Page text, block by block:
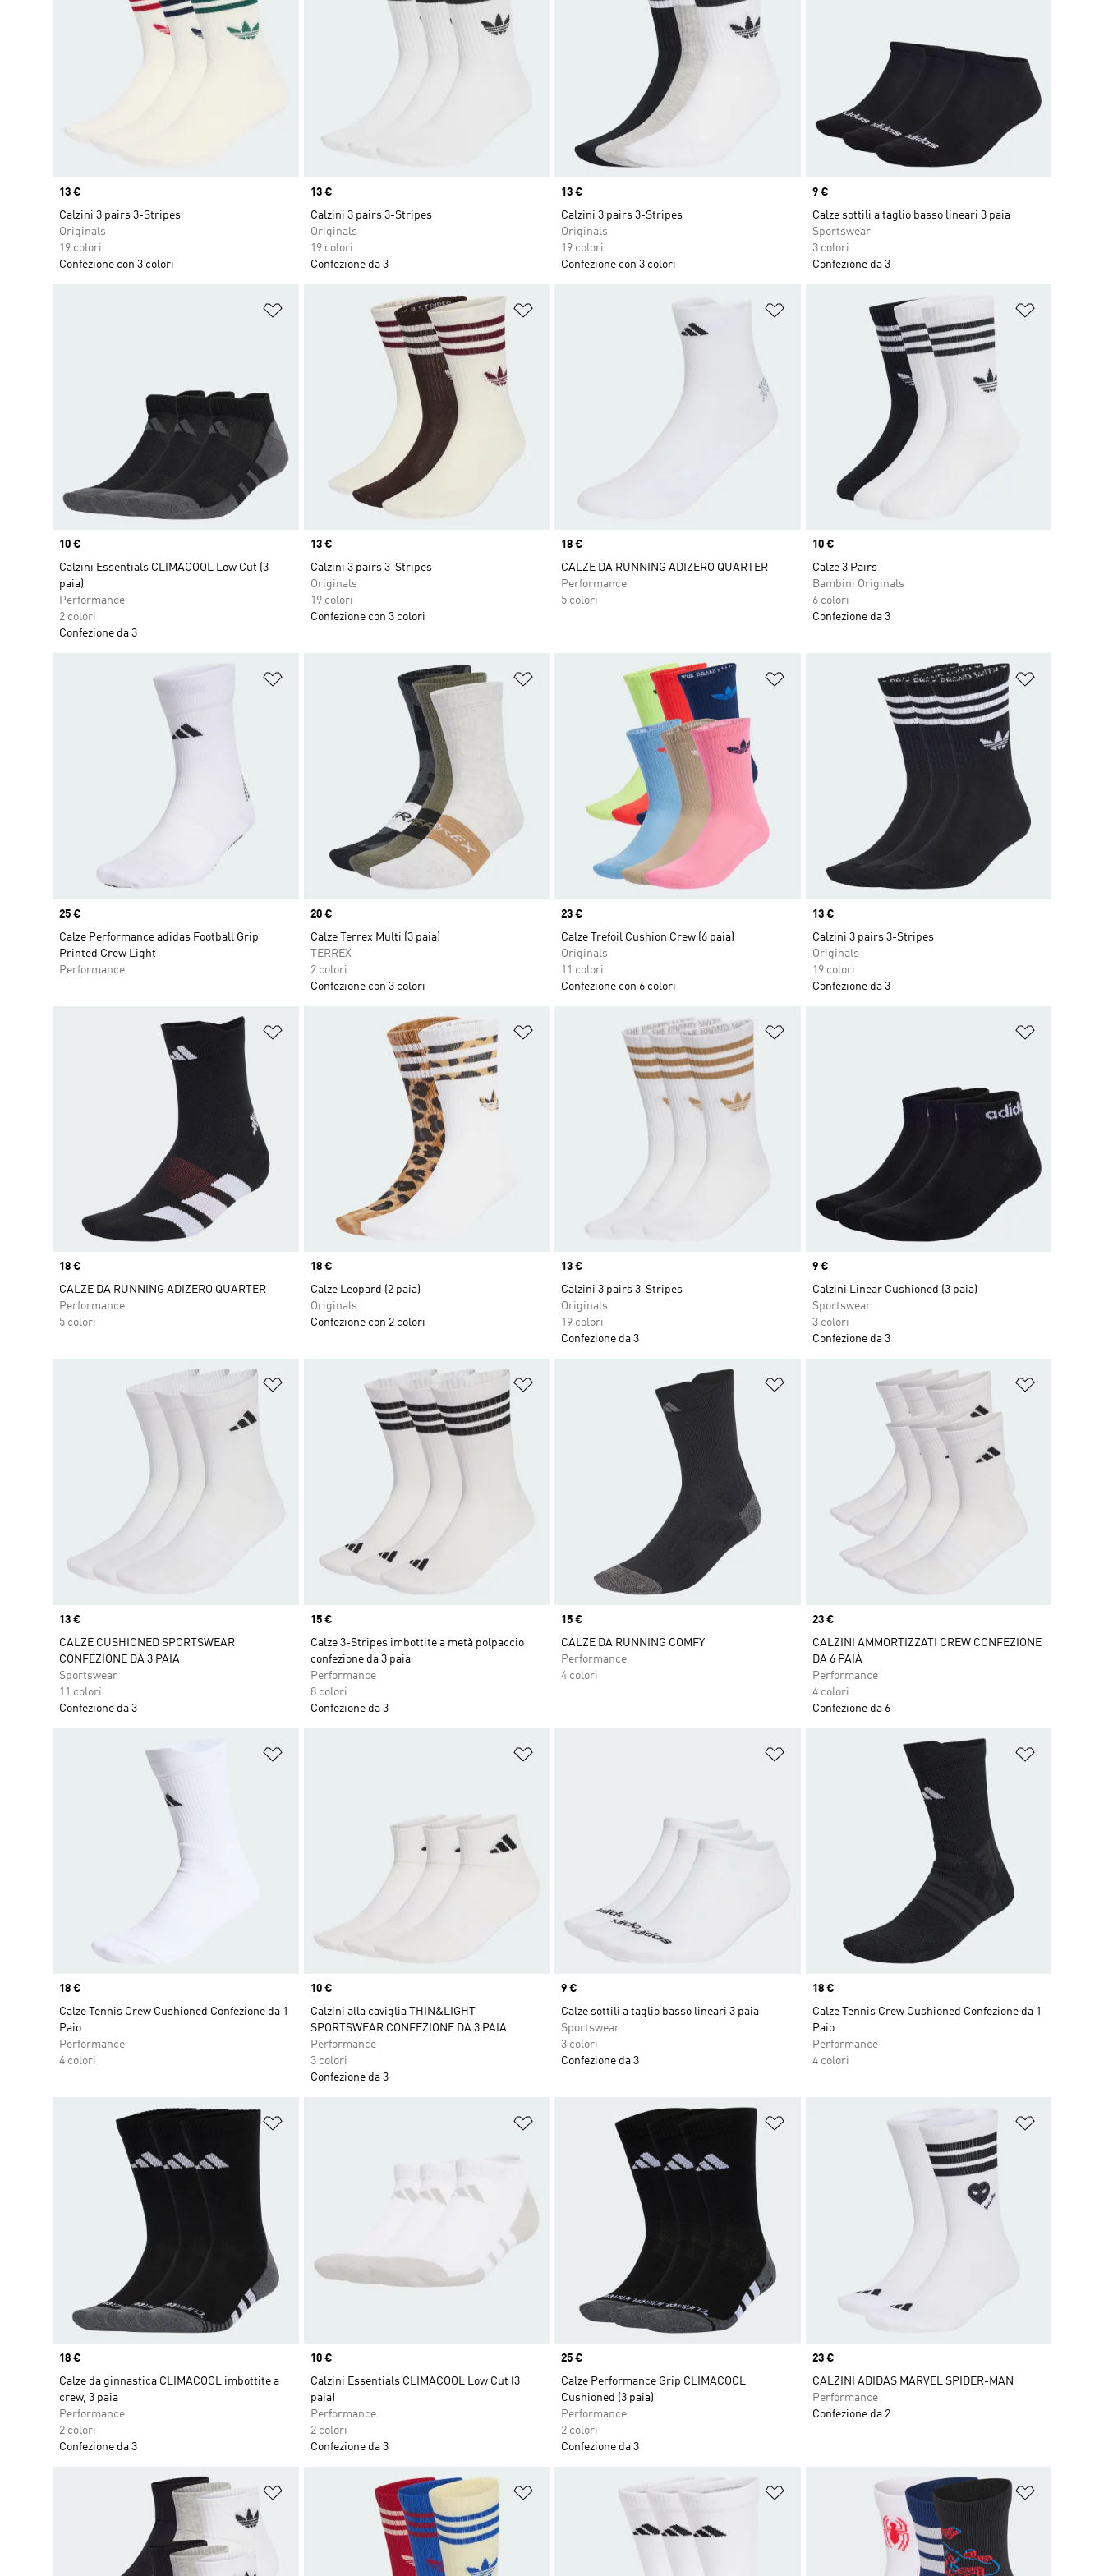
Price
13 €
Calzini 3 pairs 3-Stripes
Originals
19 colori
Confezione con 3 colori
Price
13 €
Calzini 3 pairs 3-Stripes
Originals
19 colori
Confezione da 3
Price
13 €
Calzini 3 pairs 3-Stripes
Originals
19 colori
Confezione con 3 colori
Price
9 €
Calze sottili a taglio basso lineari 3 paia
Sportswear
3 colori
Confezione da 3
Aggiungi alla lista dei desideri
Price
10 €
Calzini Essentials CLIMACOOL Low Cut (3
paia)
Performance
2 colori
Confezione da 3
Aggiungi alla lista dei desideri
Price
13 €
Calzini 3 pairs 3-Stripes
Originals
19 colori
Confezione con 3 colori
Aggiungi alla lista dei desideri
Price
18 €
CALZE DA RUNNING ADIZERO QUARTER
Performance
5 colori
Price
10 €
Calze 3 Pairs
Bambini Originals
6 colori
Confezione da 3
Aggiungi alla lista dei desideri
Price
25 €
Calze Performance adidas Football Grip
Printed Crew Light
Performance
Aggiungi alla lista dei desideri
Price
20 €
Calze Terrex Multi (3 paia)
TERREX
2 colori
Confezione con 3 colori
Aggiungi alla lista dei desideri
Price
23 €
Calze Trefoil Cushion Crew (6 paia)
Originals
11 colori
Confezione con 6 colori
Price
13 €
Calzini 3 pairs 3-Stripes
Originals
19 colori
Confezione da 3
Aggiungi alla lista dei desideri
Price
18 €
CALZE DA RUNNING ADIZERO QUARTER
Performance
5 colori
Aggiungi alla lista dei desideri
Price
18 €
Calze Leopard (2 paia)
Originals
Confezione con 2 colori
Price
13 €
Calzini 3 pairs 3-Stripes
Originals
19 colori
Confezione da 3
Price
9 €
Calzini Linear Cushioned (3 paia)
Sportswear
3 colori
Confezione da 3
Aggiungi alla lista dei desideri
Price
13 €
CALZE CUSHIONED SPORTSWEAR
CONFEZIONE DA 3 PAIA
Sportswear
11 colori
Confezione da 3
Aggiungi alla lista dei desideri
Price
15 €
Calze 3-Stripes imbottite a metà polpaccio
confezione da 3 paia
Performance
8 colori
Confezione da 3
Aggiungi alla lista dei desideri
Price
15 €
CALZE DA RUNNING COMFY
Performance
4 colori
Price
23 €
CALZINI AMMORTIZZATI CREW CONFEZIONE
DA 6 PAIA
Performance
4 colori
Confezione da 6
Price
18 €
Calze Tennis Crew Cushioned Confezione da 1
Paio
Performance
4 colori
Price
10 €
Calzini alla caviglia THIN&LIGHT
SPORTSWEAR CONFEZIONE DA 3 PAIA
Performance
3 colori
Confezione da 3
Aggiungi alla lista dei desideri
Price
9 €
Calze sottili a taglio basso lineari 3 paia
Sportswear
3 colori
Confezione da 3
Price
18 €
Calze Tennis Crew Cushioned Confezione da 1
Paio
Performance
4 colori
Price
18 €
Calze da ginnastica CLIMACOOL imbottite a
crew, 3 paia
Performance
2 colori
Confezione da 3
Aggiungi alla lista dei desideri
Price
10 €
Calzini Essentials CLIMACOOL Low Cut (3
paia)
Performance
2 colori
Confezione da 3
Aggiungi alla lista dei desideri
Price
25 €
Calze Performance Grip CLIMACOOL
Cushioned (3 paia)
Performance
2 colori
Confezione da 3
Price
23 €
CALZINI ADIDAS MARVEL SPIDER-MAN
Performance
Confezione da 2
Aggiungi alla lista dei desideri Aggiungi alla lista dei desideri Aggiungi alla lista dei desideri